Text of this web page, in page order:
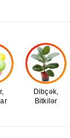
Dibçək,
Bitkilər